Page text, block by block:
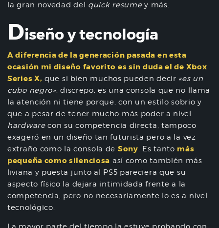
la gran novedad del quick resumey más.
Diseño y tecnología
A diferencia de la generación pasada en esta
ocasión mi diseño favorito es sin duda el de Xbox
Series X, que si bien muchos pueden decir «es un
cubo negro», discrepo, es una consola que no llama
la atención ni tiene porque, con un estilo sobrio y
que a pesar de tener mucho más poder a nivel
hardwarecon su competencia directa, tampoco
exageró en un diseño tan futurista pero a la vez
extraño como la consola de Sony. Es tanto más
pequeña como silenciosa así como también más
liviana y puesta junto al PS5 pareciera que su
aspecto físico la dejara intimidada frente a la
competencia, pero no necesariamente lo es a nivel
tecnológico.